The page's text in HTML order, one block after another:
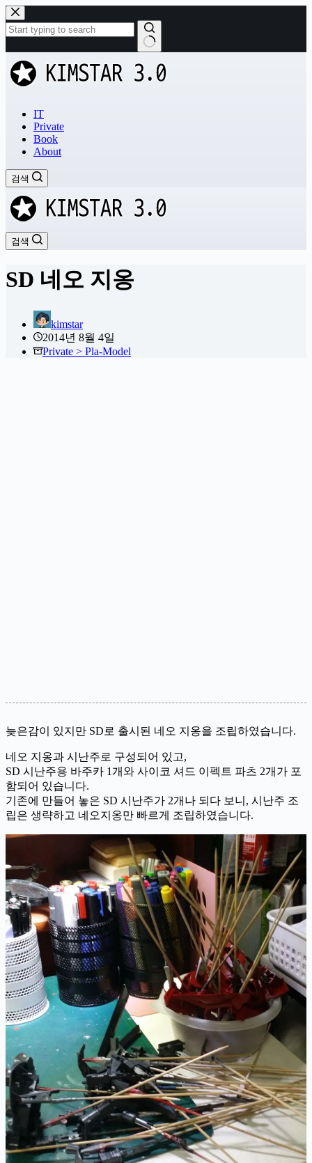
본
문
으
로
건
너
과
없
IT
Private
Book
About
검색
검색
SD 네오 지옹
kimstar
2014년 8월 4일
Private > Pla-Model
늦은감이 있지만 SD로 출시된 네오 지옹을 조립하였습니다.
네오 지옹과 시난주로 구성되어 있고,
SD 시난주용 바주카 1개와 사이코 셔드 이펙트 파츠 2개가 포
함되어 있습니다.
기존에 만들어 놓은 SD 시난주가 2개나 되다 보니, 시난주 조
립은 생략하고 네오지옹만 빠르게 조립하였습니다.